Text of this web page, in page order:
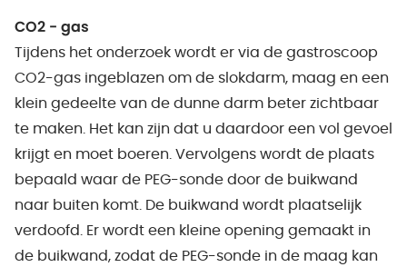
CO2 - gas
Tijdens het onderzoek wordt er via de gastroscoop
CO2-gas ingeblazen om de slokdarm, maag en een
klein gedeelte van de dunne darm beter zichtbaar
te maken. Het kan zijn dat u daardoor een vol gevoel
krijgt en moet boeren. Vervolgens wordt de plaats
bepaald waar de PEG-sonde door de buikwand
naar buiten komt. De buikwand wordt plaatselijk
verdoofd. Er wordt een kleine opening gemaakt in
de buikwand, zodat de PEG-sonde in de maag kan